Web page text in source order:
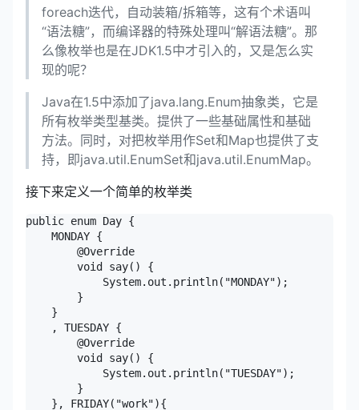
foreach迭代，自动装箱/拆箱等，这有个术语叫
“语法糖”，而编译器的特殊处理叫“解语法糖”。那
么像枚举也是在JDK1.5中才引入的，又是怎么实
现的呢？
Java在1.5中添加了java.lang.Enum抽象类，它是
所有枚举类型基类。提供了一些基础属性和基础
方法。同时，对把枚举用作Set和Map也提供了支
持，即java.util.EnumSet和java.util.EnumMap。
接下来定义一个简单的枚举类
public enum Day {
    MONDAY {
        @Override
        void say() {
            System.out.println("MONDAY");
        }
    }
    , TUESDAY {
        @Override
        void say() {
            System.out.println("TUESDAY");
        }
    }, FRIDAY("work"){